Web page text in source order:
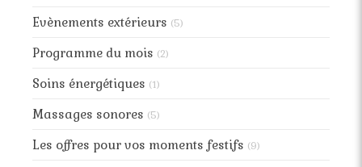
Evènements extérieurs (5)
Programme du mois (2)
Soins énergétiques (1)
Massages sonores (5)
Les offres pour vos moments festifs (9)